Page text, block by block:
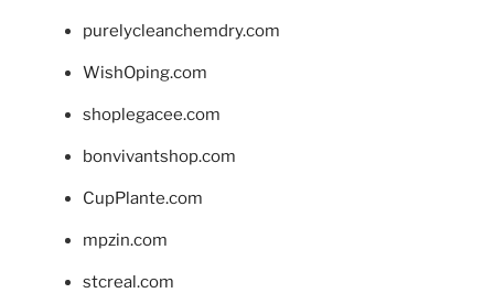
purelycleanchemdry.com
WishOping.com
shoplegacee.com
bonvivantshop.com
CupPlante.com
mpzin.com
stcreal.com